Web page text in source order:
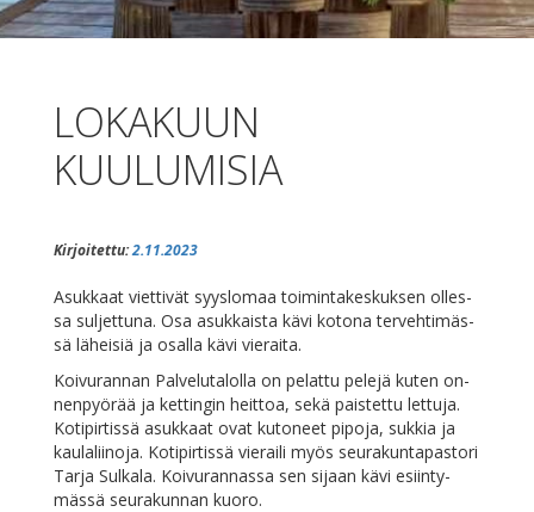
LOKAKUUN
KUULUMISIA
Kirjoitettu:2.11.2023
Asuk­kaat viet­ti­vät syys­lo­maa toi­min­ta­kes­kuk­sen ol­les­
sa sul­jet­tu­na. Osa asuk­kais­ta kä­vi ko­to­na ter­veh­ti­mäs­
sä lä­hei­siä ja osal­la kä­vi vieraita.
Koi­vu­ran­nan Pal­ve­lu­ta­lol­la on pe­lat­tu pe­le­jä ku­ten on­
nen­pyö­rää ja ket­tin­gin heit­toa, se­kä pais­tet­tu let­tu­ja.
Ko­ti­pir­tis­sä asuk­kaat ovat ku­to­neet pi­po­ja, suk­kia ja
kau­la­lii­no­ja. Ko­ti­pir­tis­sä vie­rai­li myös seu­ra­kun­ta­pas­to­ri
Tar­ja Sul­ka­la. Koi­vu­ran­nas­sa sen si­jaan kä­vi esiin­ty­
mäs­sä seu­ra­kun­nan kuoro.